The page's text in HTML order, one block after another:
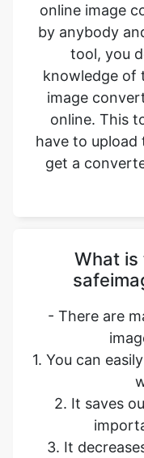
knowledge of
image
online. This
have to
get a
What
- There are
1. You can
2. It saves
3. It
4. Quality of
5. It is free,